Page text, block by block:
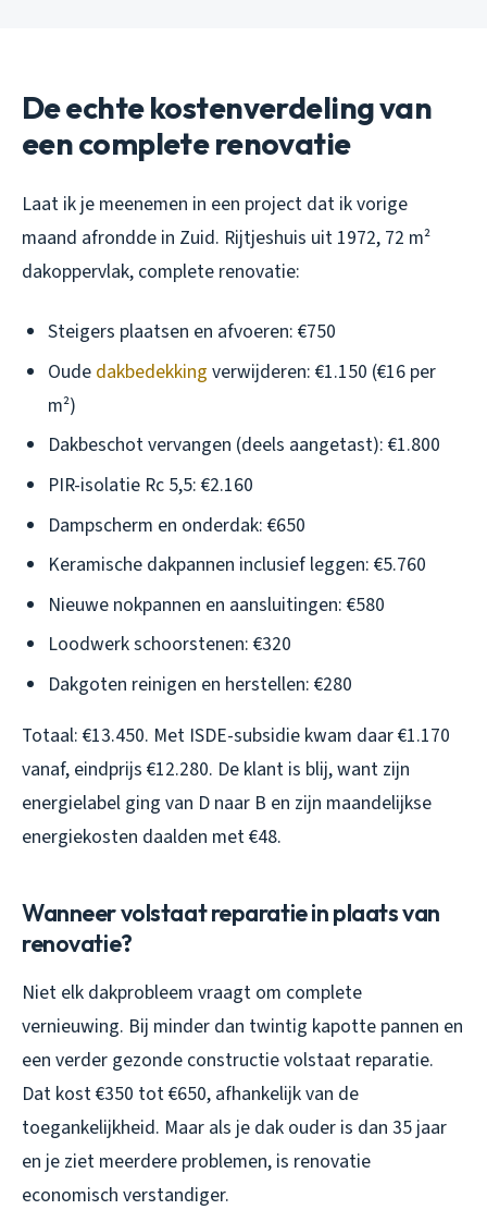
De echte kostenverdeling van
een complete renovatie
Laat ik je meenemen in een project dat ik vorige
maand afrondde in Zuid. Rijtjeshuis uit 1972, 72 m²
dakoppervlak, complete renovatie:
Steigers plaatsen en afvoeren: €750
Oude dakbedekking verwijderen: €1.150 (€16 per
m²)
Dakbeschot vervangen (deels aangetast): €1.800
PIR-isolatie Rc 5,5: €2.160
Dampscherm en onderdak: €650
Keramische dakpannen inclusief leggen: €5.760
Nieuwe nokpannen en aansluitingen: €580
Loodwerk schoorstenen: €320
Dakgoten reinigen en herstellen: €280
Totaal: €13.450. Met ISDE-subsidie kwam daar €1.170
vanaf, eindprijs €12.280. De klant is blij, want zijn
energielabel ging van D naar B en zijn maandelijkse
energiekosten daalden met €48.
Wanneer volstaat reparatie in plaats van
renovatie?
Niet elk dakprobleem vraagt om complete
vernieuwing. Bij minder dan twintig kapotte pannen en
een verder gezonde constructie volstaat reparatie.
Dat kost €350 tot €650, afhankelijk van de
toegankelijkheid. Maar als je dak ouder is dan 35 jaar
en je ziet meerdere problemen, is renovatie
economisch verstandiger.